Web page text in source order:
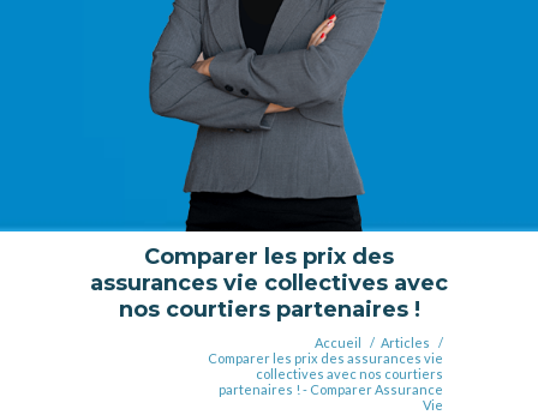
Comparer les prix des
assurances vie collectives avec
nos courtiers partenaires !
Accueil / Articles
/
Comparer les prix des assurances vie
collectives avec nos courtiers
partenaires ! - Comparer Assurance
Vie